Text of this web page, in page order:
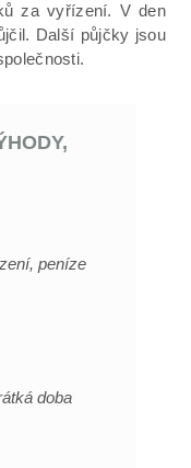
za vyřízení. V den
Další půjčky jsou
peníze
doba